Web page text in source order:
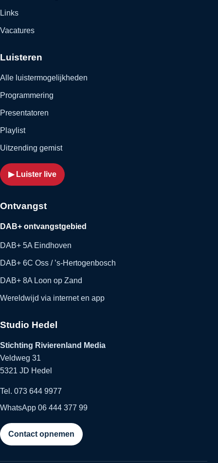
Links
Vacatures
Luisteren
Alle luistermogelijkheden
Programmering
Presentatoren
Playlist
Uitzending gemist
▶ Luister live
Ontvangst
DAB+ ontvangstgebied
DAB+ 5A Eindhoven
DAB+ 6C Oss / ’s-Hertogenbosch
DAB+ 8A Loon op Zand
Wereldwijd via internet en app
Studio Hedel
Stichting Rivierenland Media
Veldweg 31
5321 JD Hedel
Tel. 073 644 9977
WhatsApp 06 444 377 99
Contact opnemen